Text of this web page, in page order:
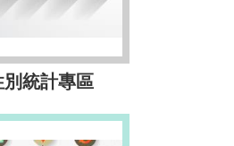
別統計專區